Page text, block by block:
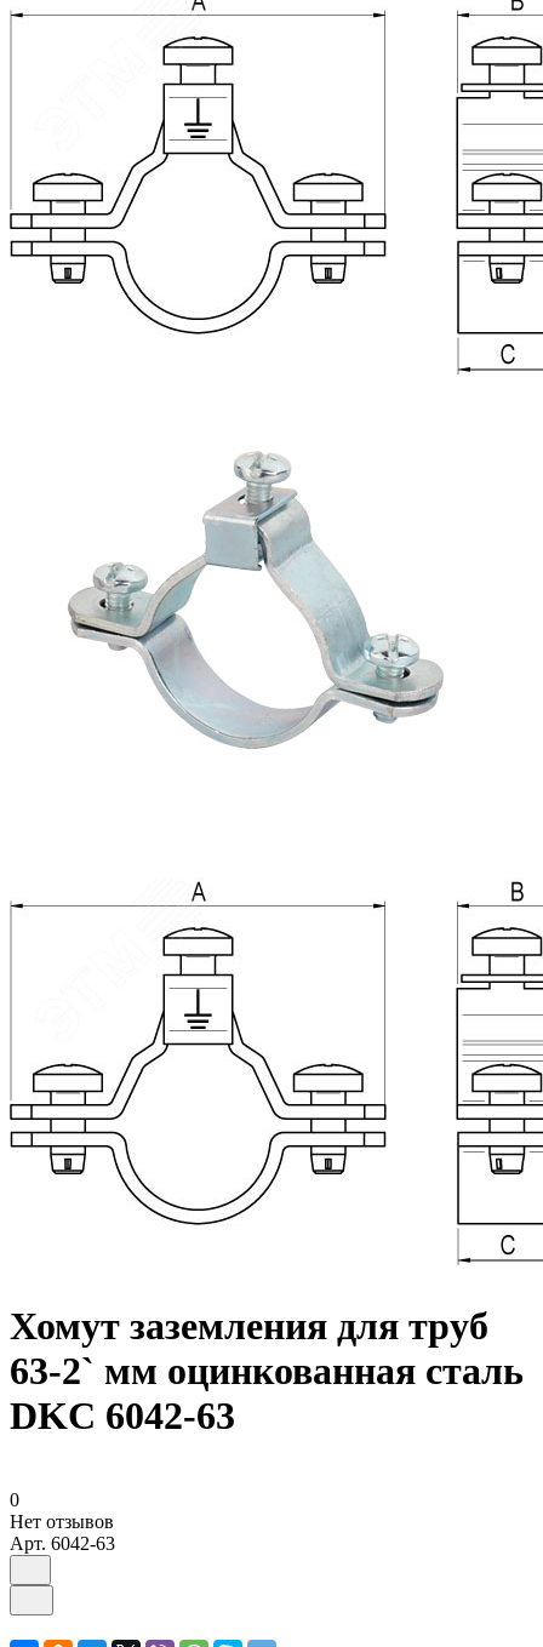
Хомут заземления для труб
63-2` мм оцинкованная сталь
DKC 6042-63
0
Нет отзывов
Арт. 6042-63